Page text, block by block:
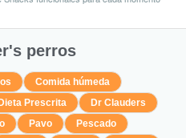
perros
Comida húmeda
Dieta Prescrita
Dr Clauders
Pavo
Pescado